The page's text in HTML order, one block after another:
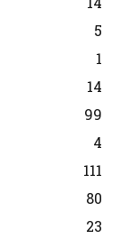
5
1
14
99
4
111
80
23